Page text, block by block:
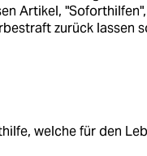
Artikel,
zurück lassen
welche für den